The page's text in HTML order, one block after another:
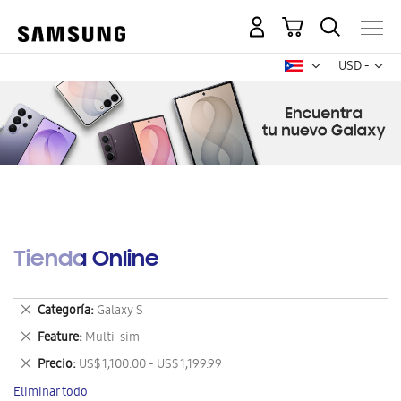
USD -
dólar
Mi carrito
Tienda Online
Categoría Galaxy S
Eliminar
este
artículo
Feature Multi-sim
Eliminar
este
artículo
Precio US$ 1,100.00 - US$ 1,199.99
Eliminar
este
Eliminar todo